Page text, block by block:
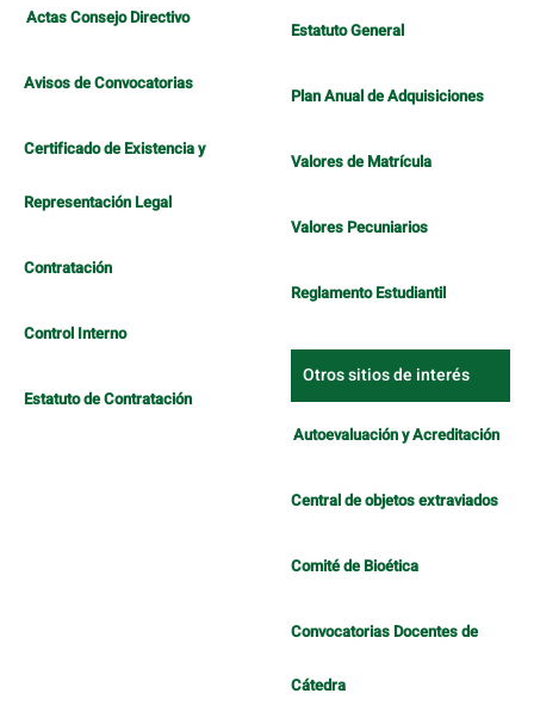
Actas Consejo Directivo
Avisos de Convocatorias
Certificado de Existencia y
Representación Legal
Contratación
Control Interno
Estatuto de Contratación
Estatuto General
Plan Anual de Adquisiciones
Valores de Matrícula
Valores Pecuniarios
Reglamento Estudiantil
Otros sitios de interés
Autoevaluación y Acreditación
Central de objetos extraviados
Comité de Bioética
Convocatorias Docentes de
Cátedra